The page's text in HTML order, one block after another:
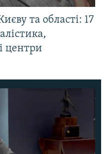
та області: 17
центри